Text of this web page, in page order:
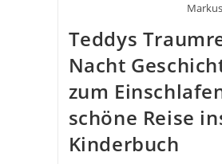
Teddys
Nacht
zum
schöne Reise
Kinderbuch